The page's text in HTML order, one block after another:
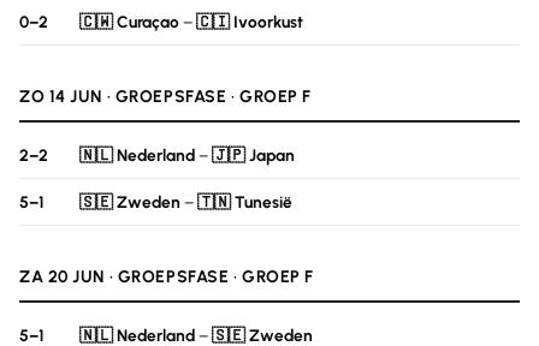
0–2 🇨🇼 Curaçao–🇨🇮 Ivoorkust
ZO 14 JUN · GROEPSFASE · GROEP F
2–2 🇳🇱 Nederland–🇯🇵 Japan
5–1 🇸🇪 Zweden –🇹🇳 Tunesië
ZA 20 JUN · GROEPSFASE · GROEP F
5–1 🇳🇱 Nederland–🇸🇪 Zweden